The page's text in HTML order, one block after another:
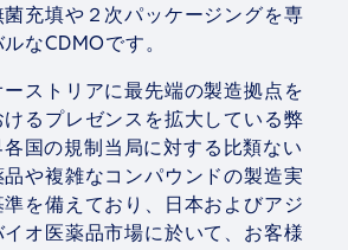
充填や２次パッケージングを専
なCDMOです。
ーストリアに最先端の製造拠点を
るプレゼンスを拡大している弊
国の規制当局に対する比類ない
や複雑なコンパウンドの製造実
を備えており、日本およびアジ
オ医薬品市場に於いて、お客様